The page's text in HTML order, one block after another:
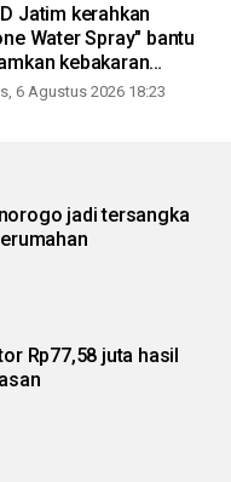
Jatim kerahkan
Water Spray" bantu
kebakaran
6 Agustus 2026 18:23
jadi tersangka
Rp77,58 juta hasil